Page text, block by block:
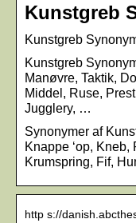
Kunstgreb
Kunstgreb
Kunstgreb
Manøvre, Taktik,
Middel, Ruse,
Jugglery, …
Synonymer af
Knappe ‘op,
Krumspring, Fif,
http s://